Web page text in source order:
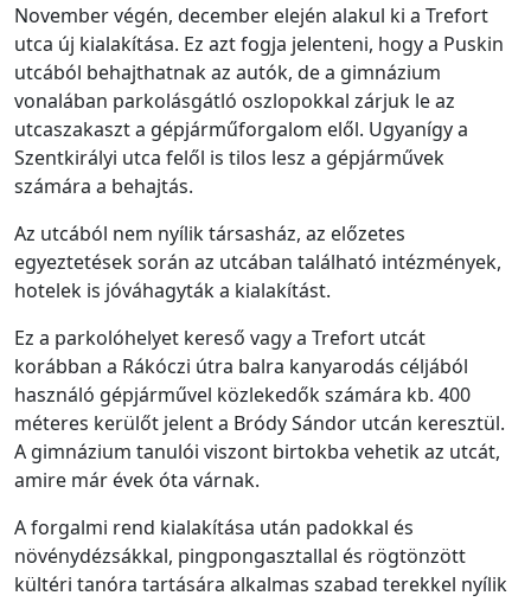
November végén, december elején alakul ki a Trefort
utca új kialakítása. Ez azt fogja jelenteni, hogy a Puskin
utcából behajthatnak az autók, de a gimnázium
vonalában parkolásgátló oszlopokkal zárjuk le az
utcaszakaszt a gépjárműforgalom elől. Ugyanígy a
Szentkirályi utca felől is tilos lesz a gépjárművek
számára a behajtás.
Az utcából nem nyílik társasház, az előzetes
egyeztetések során az utcában található intézmények,
hotelek is jóváhagyták a kialakítást.
Ez a parkolóhelyet kereső vagy a Trefort utcát
korábban a Rákóczi útra balra kanyarodás céljából
használó gépjárművel közlekedők számára kb. 400
méteres kerülőt jelent a Bródy Sándor utcán keresztül.
A gimnázium tanulói viszont birtokba vehetik az utcát,
amire már évek óta várnak.
A forgalmi rend kialakítása után padokkal és
növénydézsákkal, pingpongasztallal és rögtönzött
kültéri tanóra tartására alkalmas szabad terekkel nyílik